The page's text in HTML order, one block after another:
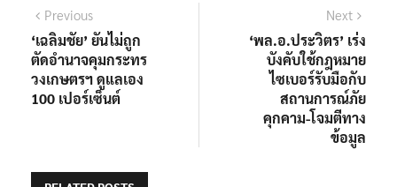
แนะแนว
เรื่อง
PreviousPrevious
post:
‘เฉลิมชัย’ ยันไม่ถูก
ตัดอำนาจคุมกระทร
วงเกษตรฯ ดูแลเอง
100 เปอร์เซ็นต์
Next
‘พล.อ.ประวิตร’ เร่ง
บังคับใช้กฎหมาย
ไซเบอร์รับมือกับ
สถานการณ์ภัย
คุกคาม-โจมตีทาง
ข้อมูล